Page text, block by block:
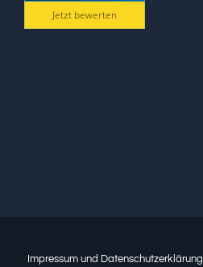
Jetzt bewerten
Impressum und Datenschutzerklärung